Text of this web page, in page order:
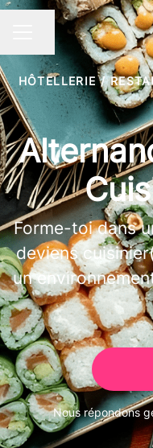
MENU CARRIÈRE
Partager la page
HÔTELLERIE /
Forme-toi dans
deviens
un
Nous répondons